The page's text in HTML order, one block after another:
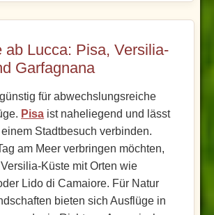
ab Lucca: Pisa, Versilia-
Garfagnana
für abwechslungsreiche
Pisa ist naheliegend und lässt
Stadtbesuch verbinden.
am Meer verbringen möchten,
Küste mit Orten wie
Lido di Camaiore. Für Natur
bieten sich Ausflüge in